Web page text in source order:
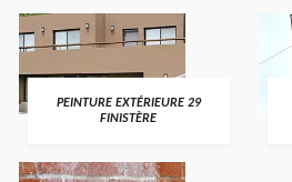
PEINTURE EXTÉRIEURE 29
FINISTÈRE